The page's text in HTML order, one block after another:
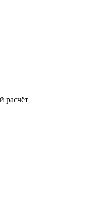
расчёт